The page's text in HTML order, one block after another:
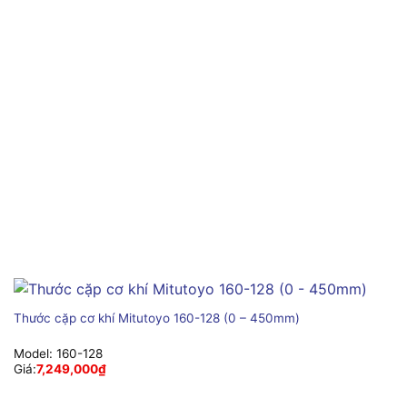
Thước cặp cơ khí Mitutoyo 160-128 (0 – 450mm)
Model: 160-128
Giá:7,249,000₫